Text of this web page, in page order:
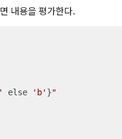
내용을 평가한다.
else 'b' }"